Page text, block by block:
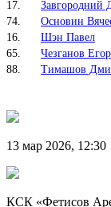
17.
Завгородний
74.
Основин
16.
Шэн Павел
65.
Чезганов Егор
88.
Тимашов
13 мар 2026, 12:30
КСК «Фетисов